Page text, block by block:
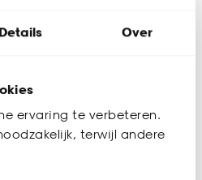
Details Over
ervaring te verbeteren.
terwijl andere
cm
roze van kleur en met speelse
en het hele jaar door. Dit